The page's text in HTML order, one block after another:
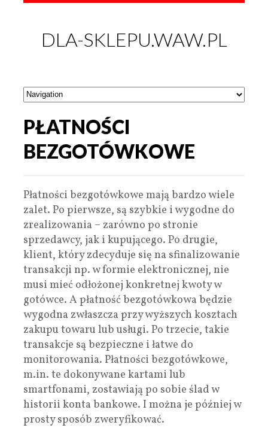
DLA-SKLEPU.WAW.PL
PŁATNOŚCI
BEZGOTÓWKOWE
Płatności bezgotówkowe mają bardzo wiele
zalet. Po pierwsze, są szybkie i wygodne do
zrealizowania – zarówno po stronie
sprzedawcy, jak i kupującego. Po drugie,
klient, który zdecyduje się na sfinalizowanie
transakcji np. w formie elektronicznej, nie
musi mieć odłożonej konkretnej kwoty w
gotówce. A płatność bezgotówkowa będzie
wygodna zwłaszcza przy wyższych kosztach
zakupu towaru lub usługi. Po trzecie, takie
transakcje są bezpieczne i łatwe do
monitorowania. Płatności bezgotówkowe,
m.in. te dokonywane kartami lub
smartfonami, zostawiają po sobie ślad w
historii konta bankowe. I można je później w
prosty sposób zweryfikować.